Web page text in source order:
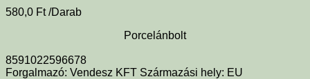
580,0 Ft /Darab
Porcelánbolt
8591022596678
Forgalmazó: Vendesz KFT Származási hely: EU